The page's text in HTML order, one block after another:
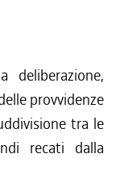
deliberazione,
provvidenze
tra le
recati dalla